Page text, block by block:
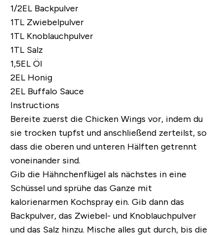
1/2EL Backpulver
1TL Zwiebelpulver
1TL Knoblauchpulver
1TL Salz
1,5EL Öl
2EL Honig
2EL Buffalo Sauce
Instructions
Bereite zuerst die Chicken Wings vor, indem du
sie trocken tupfst und anschließend zerteilst, so
dass die oberen und unteren Hälften getrennt
voneinander sind.
Gib die Hähnchenflügel als nächstes in eine
Schüssel und sprühe das Ganze mit
kalorienarmen Kochspray ein. Gib dann das
Backpulver, das Zwiebel- und Knoblauchpulver
und das Salz hinzu. Mische alles gut durch, bis die